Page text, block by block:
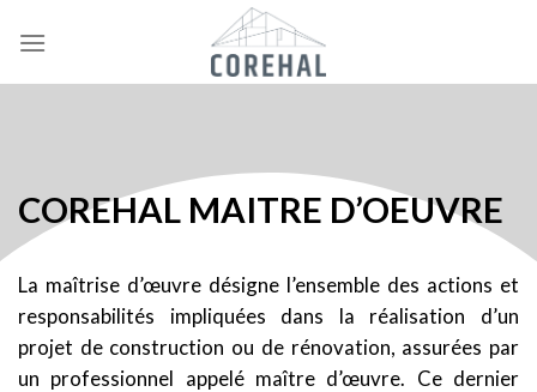
COREHAL MAITRE D’OEUVRE
La maîtrise d’œuvre désigne l’ensemble des actions et
responsabilités impliquées dans la réalisation d’un
projet de construction ou de rénovation, assurées par
un professionnel appelé maître d’œuvre. Ce dernier